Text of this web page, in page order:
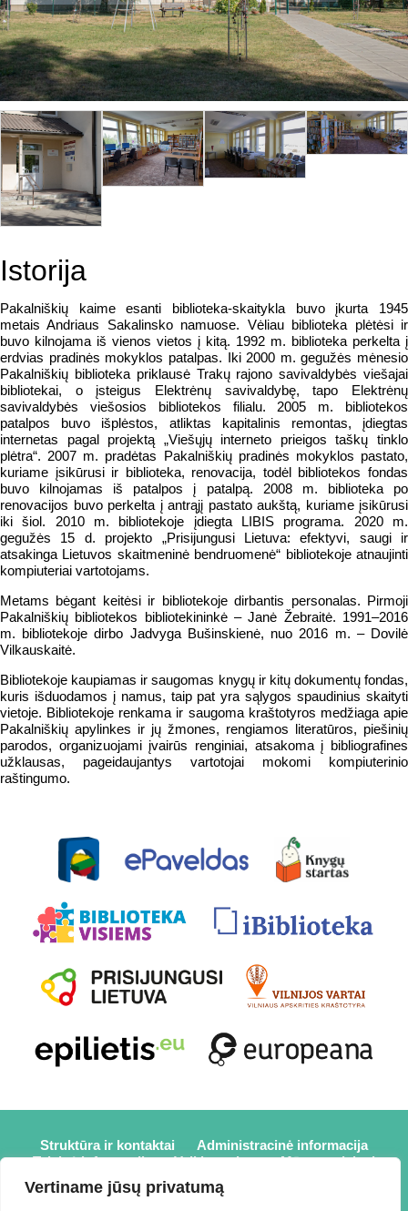
Vertiname jūsų privatumą
Istorija
Pakalniškių kaime esanti biblioteka-skaitykla buvo įkurta 1945
metais Andriaus Sakalinsko namuose. Vėliau biblioteka plėtėsi ir
buvo kilnojama iš vienos vietos į kitą. 1992 m. biblioteka perkelta į
erdvias pradinės mokyklos patalpas. Iki 2000 m. gegužės mėnesio
Pakalniškių biblioteka priklausė Trakų rajono savivaldybės viešajai
bibliotekai, o įsteigus Elektrėnų savivaldybę, tapo Elektrėnų
savivaldybės viešosios bibliotekos filialu. 2005 m. bibliotekos
patalpos buvo išplėstos, atliktas kapitalinis remontas, įdiegtas
internetas pagal projektą „Viešųjų interneto prieigos taškų tinklo
plėtra“. 2007 m. pradėtas Pakalniškių pradinės mokyklos pastato,
kuriame įsikūrusi ir biblioteka, renovacija, todėl bibliotekos fondas
buvo kilnojamas iš patalpos į patalpą. 2008 m. biblioteka po
renovacijos buvo perkelta į antrąjį pastato aukštą, kuriame įsikūrusi
iki šiol. 2010 m. bibliotekoje įdiegta LIBIS programa. 2020 m.
gegužės 15 d. projekto „Prisijungusi Lietuva: efektyvi, saugi ir
atsakinga Lietuvos skaitmeninė bendruomenė“ bibliotekoje atnaujinti
kompiuteriai vartotojams.
Metams bėgant keitėsi ir bibliotekoje dirbantis personalas. Pirmoji
Pakalniškių bibliotekos bibliotekininkė – Janė Žebraitė. 1991–2016
m. bibliotekoje dirbo Jadvyga Bušinskienė, nuo 2016 m. – Dovilė
Vilkauskaitė.
Bibliotekoje kaupiamas ir saugomas knygų ir kitų dokumentų fondas,
kuris išduodamos į namus, taip pat yra sąlygos spaudinius skaityti
vietoje. Bibliotekoje renkama ir saugoma kraštotyros medžiaga apie
Pakalniškių apylinkes ir jų žmones, rengiamos literatūros, piešinių
parodos, organizuojami įvairūs renginiai, atsakoma į bibliografines
užklausas, pageidaujantys vartotojai mokomi kompiuterinio
raštingumo.
Struktūra ir kontaktai
Administracinė informacija
Teisinė informacija
Veiklos sritys
Mūsų projektai
Karjera
Partneriai
Prisijungti